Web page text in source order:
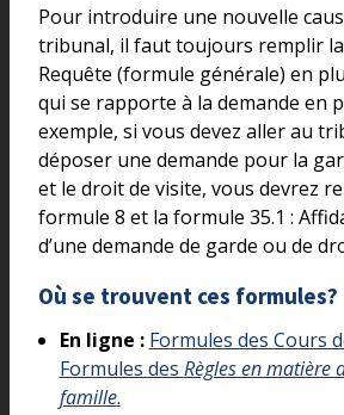
Pour introduire une nouvelle
tribunal, il faut toujours remplir
Requête (formule générale) en
qui se rapporte à la demande en
exemple, si vous devez aller au
déposer une demande pour la
et le droit de visite, vous devrez
formule 8 et la formule 35.1 :
d’une demande de garde ou de
Où se trouvent ces formules?
En ligne : Formules des Cours
Formules des Règles en matière
famille.